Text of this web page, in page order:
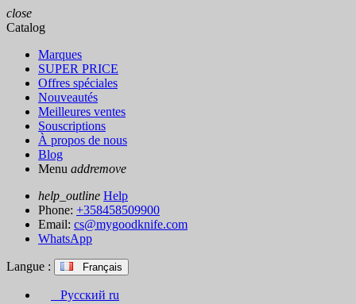
close
Catalog
Marques
SUPER PRICE
Offres spéciales
Nouveautés
Meilleures ventes
Souscriptions
À propos de nous
Blog
Menu addremove
help_outline Help
Phone: +358458509900
Email: cs@mygoodknife.com
WhatsApp
Langue : Français
Русский ru